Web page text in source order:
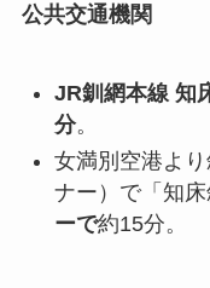
公共交通機関
JR釧網本線 知
分。
女満別空港よ
ナー）で「知床
ーで約15分。